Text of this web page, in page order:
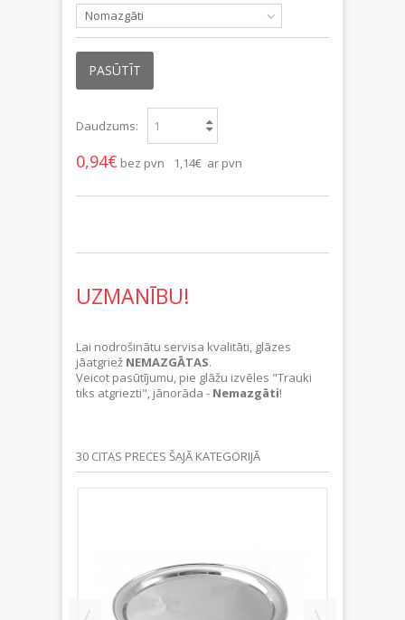
Nomazgāti
PASŪTĪT
Daudzums:
0,94€ bez pvn 1,14€ ar pvn
UZMANĪBU!
Lai nodrošinātu servisa kvalitāti, glāzes
jāatgriež NEMAZGĀTAS.
Veicot pasūtījumu, pie glāžu izvēles "Trauki
tiks atgriezti", jānorāda - Nemazgāti!
30 CITAS PRECES ŠAJĀ KATEGORIJĀ